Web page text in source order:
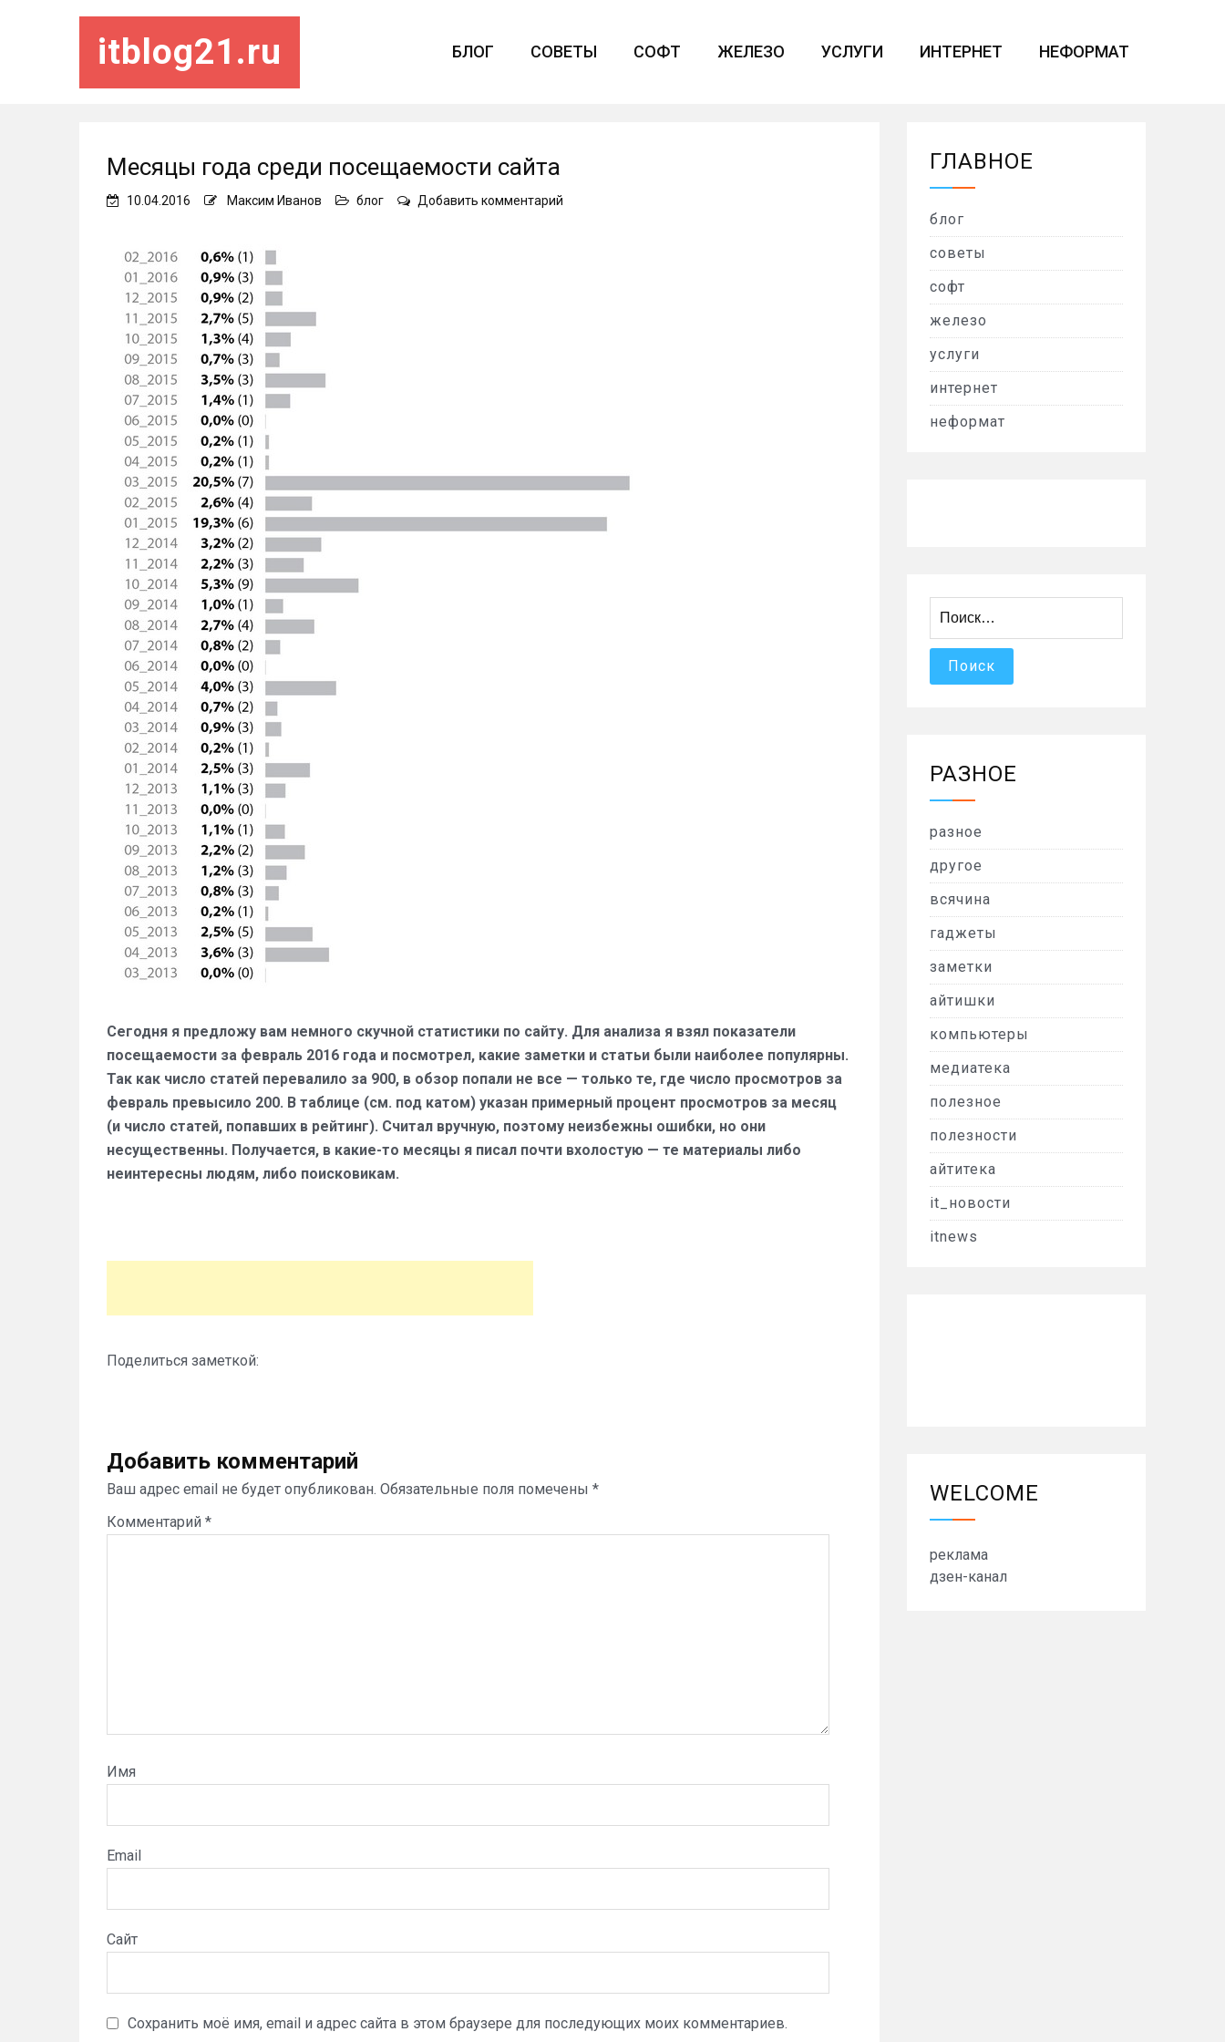
itblog21.ru БЛОГ СОВЕТЫ СОФТ ЖЕЛЕЗО УСЛУГИ ИНТЕРНЕТ НЕФОРМАТ
Месяцы года среди посещаемости сайта
10.04.2016 Максим Иванов блог Добавить комментарий
Сегодня я предложу вам немного скучной статистики по сайту. Для анализа я взял показатели
посещаемости за февраль 2016 года и посмотрел, какие заметки и статьи были наиболее популярны.
Так как число статей перевалило за 900, в обзор попали не все — только те, где число просмотров за
февраль превысило 200. В таблице (см. под катом) указан примерный процент просмотров за месяц
(и число статей, попавших в рейтинг). Считал вручную, поэтому неизбежны ошибки, но они
несущественны. Получается, в какие-то месяцы я писал почти вхолостую — те материалы либо
неинтересны людям, либо поисковикам.
Поделиться заметкой:
Добавить комментарий
Ваш адрес email не будет опубликован. Обязательные поля помечены *
Комментарий *
Имя
Email
Сайт
Сохранить моё имя, email и адрес сайта в этом браузере для последующих моих комментариев.
ГЛАВНОЕ
блог
советы
софт
железо
услуги
интернет
неформат
РАЗНОЕ
разное
другое
всячина
гаджеты
заметки
айтишки
компьютеры
медиатека
полезное
полезности
айтитека
it_новости
itnews
WELCOME
реклама
дзен-канал